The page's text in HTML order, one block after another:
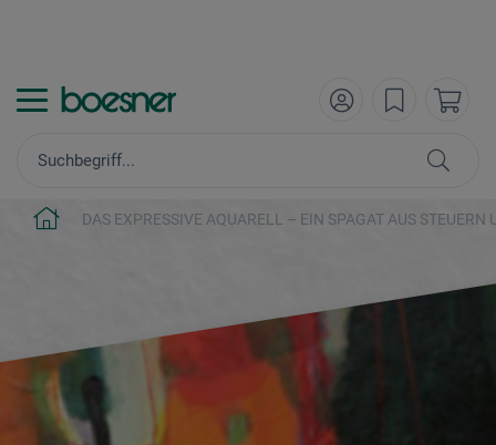
DAS EXPRESSIVE AQUARELL – EIN SPAGAT AUS STEUERN